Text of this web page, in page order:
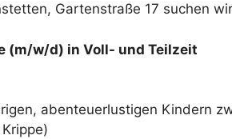
Gartenstraße 17 suchen
(m/w/d) in Voll- und Teilzeit
abenteuerlustigen Kindern